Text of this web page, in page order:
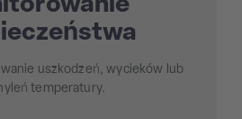
uszkodzeń, wycieków lub
temperatury.